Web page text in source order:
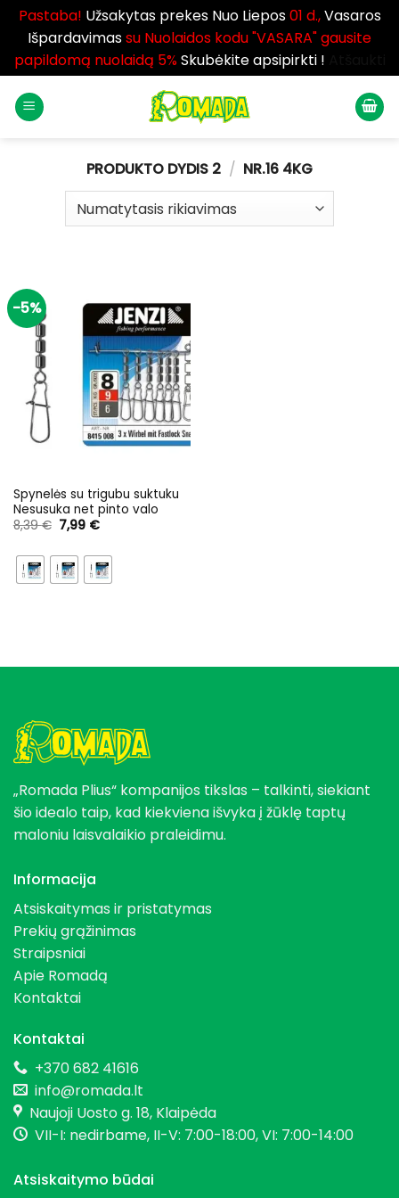
Pastaba! Užsakytas prekes Nuo Liepos01 d.,Vasaros
Išpardavimassu Nuolaidos kodu "VASARA" gausite
papildomą nuolaidą 5%Skubėkite apsipirkti !
PRODUKTO DYDIS 2 / NR.16 4KG
-5%
Spynelės su trigubu suktuku
Nesusuka net pinto valo
8,39€ Original
price
8,39 €.
7,99 €Current
7,99 €.
„Romada Plius“ kompanijos tikslas – talkinti, siekiant
šio idealo taip, kad kiekviena išvyka į žūklę taptų
maloniu laisvalaikio praleidimu.
Informacija
Atsiskaitymas ir pristatymas
Prekių grąžinimas
Straipsniai
Apie Romadą
Kontaktai
Kontaktai
+370 682 41616
info@romada.lt
Naujoji Uosto g. 18, Klaipėda
VII-I: nedirbame, II-V: 7:00-18:00, VI: 7:00-14:00
Atsiskaitymo būdai